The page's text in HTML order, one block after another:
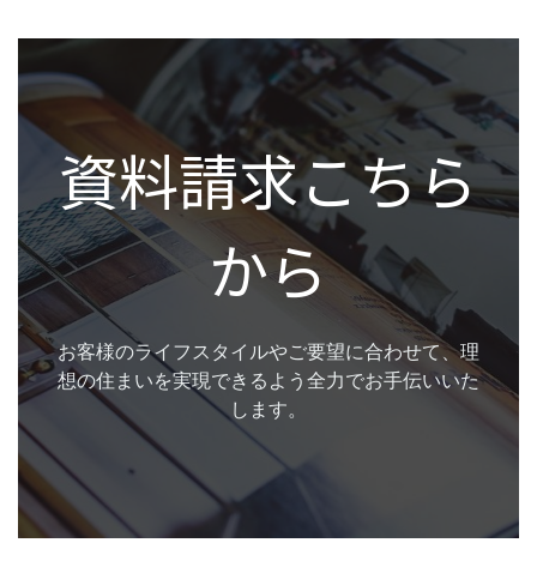
資料請求こちら
から
お客様のライフスタイルやご要望に合わせて、理
想の住まいを実現できるよう全力でお手伝いいた
します。